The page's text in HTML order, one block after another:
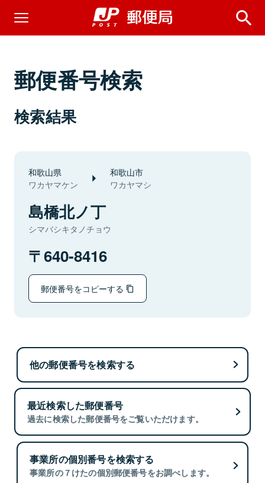
郵便番号検索
検索結果
和歌山県
ワカヤマケン
和歌山市
ワカヤマシ
島橋北ノ丁
シマバシキタノチョウ
640-8416
郵便番号をコピーする
他の郵便番号を検索する
最近検索した郵便番号
過去に検索した郵便番号をご覧いただけます。
事業所の個別番号を検索する
事業所の７けたの個別郵便番号をお調べします。